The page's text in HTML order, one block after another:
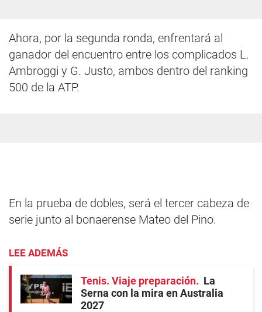
Ahora, por la segunda ronda, enfrentará al
ganador del encuentro entre los complicados L.
Ambroggi y G. Justo, ambos dentro del ranking
500 de la ATP.
En la prueba de dobles, será el tercer cabeza de
serie junto al bonaerense Mateo del Pino.
LEE ADEMÁS
Tenis. Viaje preparación
La
Serna con la mira en Australia
2027